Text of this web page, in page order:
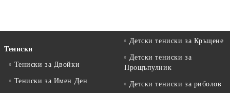
Тениски
Тениски за Двойки
Тениски за Имен Ден
Детски тениски за Кръщене
Детски тениски за
Прощъпулник
Детски тениски за риболов